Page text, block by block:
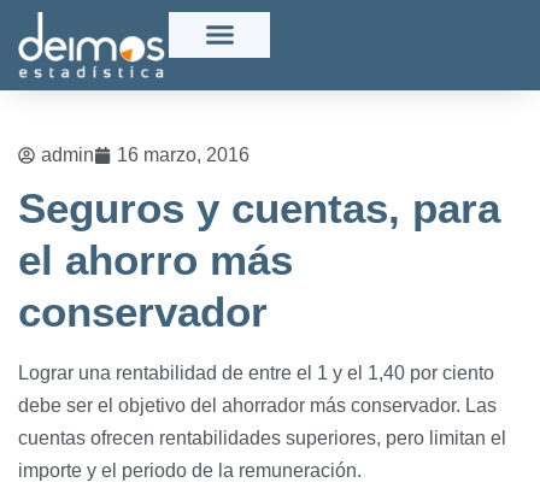
admin 16 marzo, 2016
Seguros y cuentas, para
el ahorro más
conservador
Lograr una rentabilidad de entre el 1 y el 1,40 por ciento
debe ser el objetivo del ahorrador más conservador. Las
cuentas ofrecen rentabilidades superiores, pero limitan el
importe y el periodo de la remuneración.